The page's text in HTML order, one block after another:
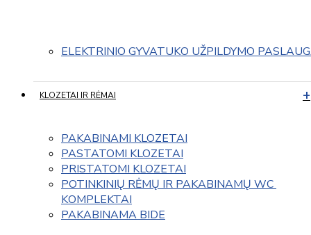
ELEKTRINIO GYVATUKO UŽPILDYMO
KLOZETAI IR RĖMAI
PAKABINAMI KLOZETAI
PASTATOMI KLOZETAI
PRISTATOMI KLOZETAI
POTINKINIŲ RĖMŲ IR PAKABINAMŲ WC
KOMPLEKTAI
PAKABINAMA BIDE